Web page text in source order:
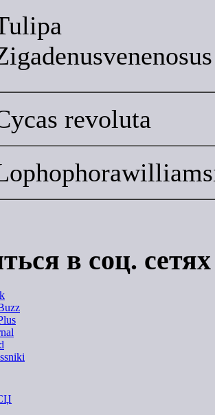
revoluta
в соц. сетях